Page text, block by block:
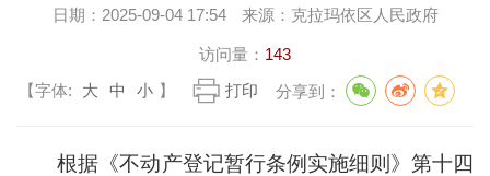
日期： 2025-09-04 17:54 来源： 克拉玛依区人民政府
访问量： 143
【字体:
大 中 小 】 打印 分享到：
根据《不动产登记暂行条例实施细则》第十四